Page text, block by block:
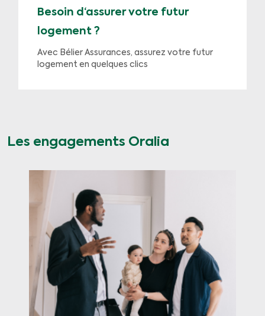
Besoin d‘assurer votre futur
logement ?
Avec Bélier Assurances, assurez votre futur
logement en quelques clics
Les engagements Oralia